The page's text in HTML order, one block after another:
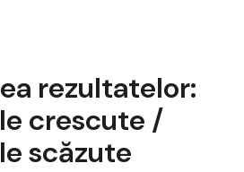
rezultatelor:
crescute /
scăzute